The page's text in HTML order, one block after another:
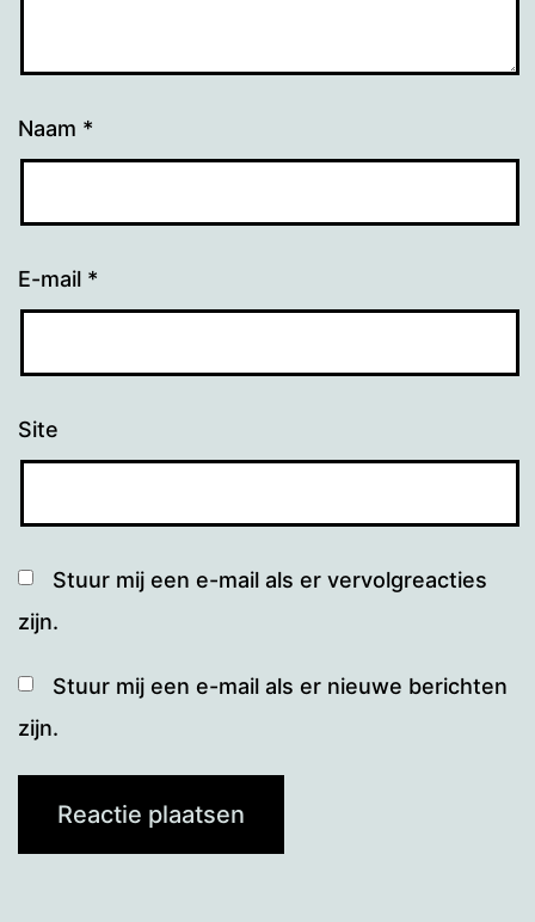
Naam *
E-mail *
Site
Stuur mij een e-mail als er vervolgreacties
zijn.
Stuur mij een e-mail als er nieuwe berichten
zijn.